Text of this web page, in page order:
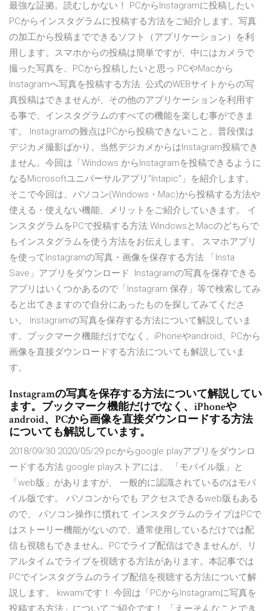
最強な証拠。読むしかない！ PCからInstagramに投稿したい
PCからインスタグラムに投稿する方法をご紹介します。写真
の加工から投稿までできるソフト（アプリケーション）を利
用します。スマホからの投稿は簡単ですが、中にはカメラで
撮った写真を、PCから投稿したいと思っ PCやMacから
Instagramへ写真を投稿する方法. 公式のWEBサイトからの写
真投稿はできませんが、その他のアプリケーションを利用す
る事で、インスタグラムのすべての機能を楽しむ事ができま
す。 Instagramの難点はPCから投稿できないこと。普段僕は
デジカメ撮影ばかり。当然デジカメからはInstagram投稿でき
ません。今回は「Windows からInstagramを投稿できるように
なるMicrosoftユニバーサルアプリ"Intapic"」を紹介します。
そこで今回は、パソコン(Windows・Mac)から投稿する方法や
使える・使えない機能、メリットをご紹介していきます。 イ
ンスタグラムをPCで投稿する方法 WindowsとMacのどちらで
もインスタグラムを使う方法をお伝えします。 スマホアプリ
を使ってInstagramの写真・画像を保存する方法 「Insta
Save」アプリをダウンロード. Instagramの写真を保存できる
アプリはいくつかあるので「Instagram 保存」等で検索してみ
ると出てきますので自分にあったものを探してみてくださ
い。 Instagramの写真を保存する方法について解説していま
す。ブックマーク機能だけでなく、iPhoneやandroid、PCから
画像を直接ダウンロードする方法についても解説していま
す。
Instagramの写真を保存する方法について解説してい
ます。ブックマーク機能だけでなく、iPhoneや
android、PCから画像を直接ダウンロードする方法
についても解説しています。
2018/09/30 2020/05/29 pcからgoogle playアプリをダウンロ
ードする方法 google playストアには、 「モバイル版」と
「web版」がありますが、 一般的に認識されているのはモバ
イル版です。 パソコンからでも アクセスできるweb版もある
ので、 パソコン操作に慣れて インスタグラムのライブはPCで
はストーリー機能がないので、通常使用しているだけでは配
信も視聴もできません。PCでライブ配信はできませんが、リ
アルタイムでライブを視聴する方法があります。本記事では
PCでインスタグラムのライブ配信を視聴する方法について解
説します。 kiwamiです！ 今回は「PCからInstagramに写真を